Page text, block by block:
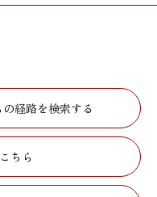
経路を検索する
ちら